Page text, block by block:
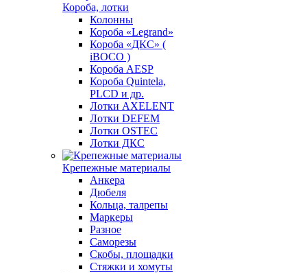
Короба, лотки
Колонны
Короба «Legrand»
Короба «ДКС» (
iBOCO )
Короба AESP
Короба Quintela,
PLCD и др.
Лотки AXELENT
Лотки DEFEM
Лотки OSTEC
Лотки ДКС
Крепежные материалы
Анкера
Дюбеля
Кольца, талрепы
Маркеры
Разное
Саморезы
Скобы, площадки
Стяжки и хомуты